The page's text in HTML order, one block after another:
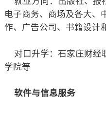
电子商务、商场及各大、
作、广告公司、书籍设计
对口升学：石家庄财经
学院等
软件与信息服务